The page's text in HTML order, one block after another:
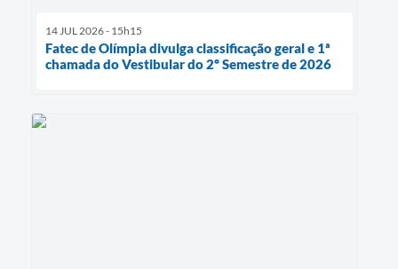
14 JUL 2026 - 15h15
Fatec de Olímpia divulga classificação geral e 1ª
chamada do Vestibular do 2º Semestre de 2026